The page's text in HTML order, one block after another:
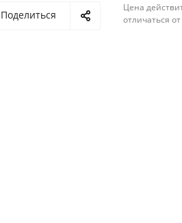
Поделиться
Цена
отличаться